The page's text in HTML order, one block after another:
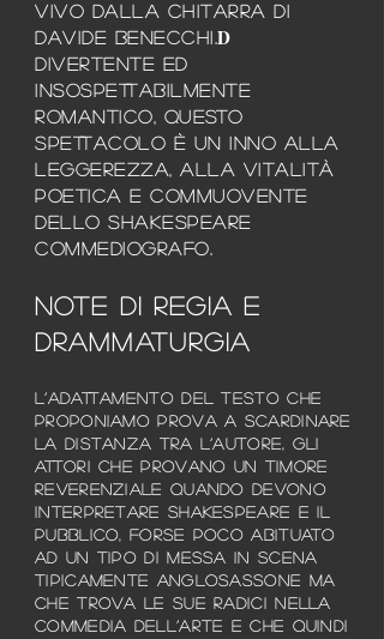
vivo dalla chitarra di
Davide Benecchi. D
divertente ed
insospettabilmente
romantico, questo
spettacolo è un inno alla
leggerezza, alla vitalità
poetica e commuovente
dello shakespeare
commediografo.
NOTE DI REGIA E
DRAMMATURGIA
L’adattamento del testo che
proponiamo prova a scardinare
la distanza tra l’autore, gli
attori che provano un timore
reverenziale quando devono
interpretare Shakespeare e il
pubblico, forse poco abituato
ad un tipo di messa in scena
tipicamente anglosassone ma
che trova le sue radici nella
commedia dell’arte e che quindi